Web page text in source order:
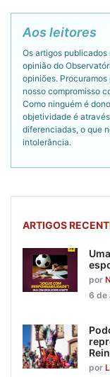
Aos leitores
Os artigos
opinião do
opiniões.
nosso compromisso
Como ninguém é
objetividade é
diferenciadas, o que
intolerância.
ARTIGOS
por
6 de
por